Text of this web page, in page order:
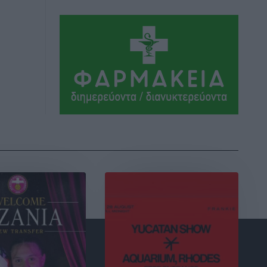
Αεροδρόμιο «Διαγόρας»
πριν 4 ώρες
σπουδαίο έργο πολιτισμού για τη Ρόδο,
που σχεδιάσαμε και εξασφαλίσαμε τη
χρηματοδότησή του, γίνεται
πραγματικότητα»
πριν 5 ώρες
Κυριάκος Μητσοτάκης: Ανάσα στα
Χανιά, αλλά με το βλέμμα στη ΔΕΘ και